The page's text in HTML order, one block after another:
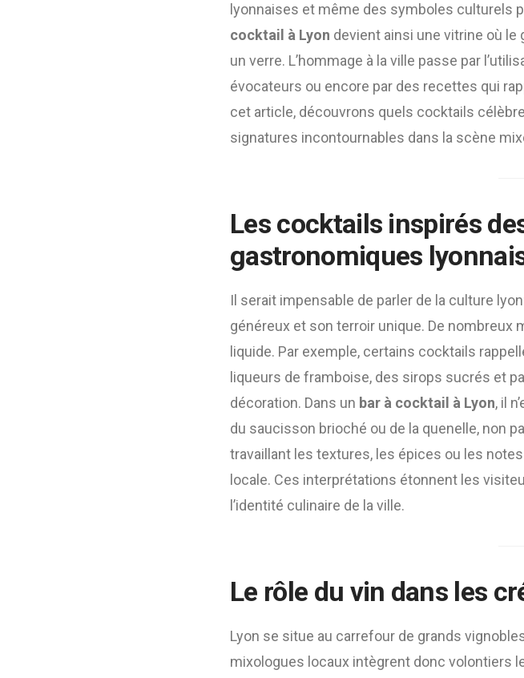
lyonnaises et même des symboles culturels
cocktail à Lyon devient ainsi une vitrine où le
un verre. L’hommage à la ville passe par
évocateurs ou encore par des recettes qui
cet article, découvrons quels cocktails
signatures incontournables dans la scène
Les cocktails inspirés
gastronomiques
Il serait impensable de parler de la culture
généreux et son terroir unique. De
liquide. Par exemple, certains cocktails
liqueurs de framboise, des sirops sucrés et
décoration. Dans un bar à cocktail à Lyon, il
du saucisson brioché ou de la quenelle, non
travaillant les textures, les épices ou les
locale. Ces interprétations étonnent les
l’identité culinaire de la ville.
Le rôle du vin dans les
Lyon se situe au carrefour de grands
mixologues locaux intègrent donc volontiers